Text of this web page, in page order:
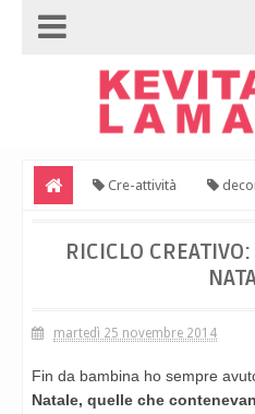
Cre-attività
RICICLO
martedì 25 novembre 2014
Fin da bambina ho sempre
Natale, quelle che